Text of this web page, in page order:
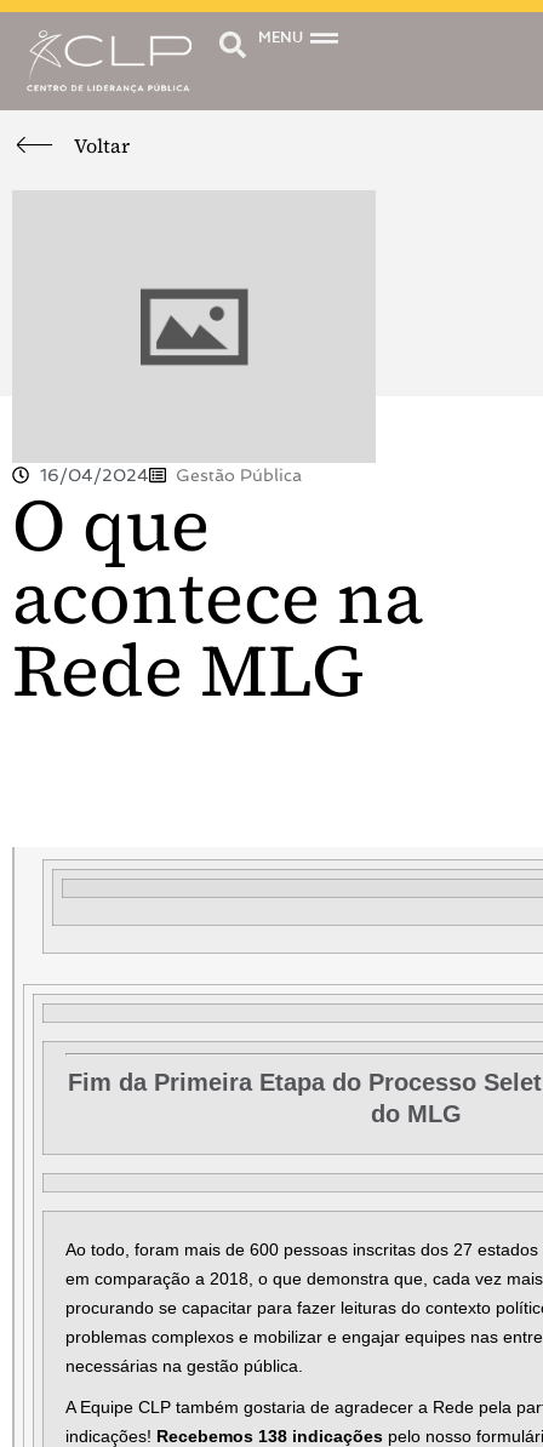
MENU
Voltar
16/04/2024 Gestão Pública
O que
acontece na
Rede MLG
Fim da Primeira Etapa do Processo
do MLG
Ao todo, foram mais de 600 pessoas inscritas dos 27
em comparação a 2018, o que demonstra que, cada vez
procurando se capacitar para fazer leituras do contexto
problemas complexos e mobilizar e engajar equipes nas
necessárias na gestão pública.
A Equipe CLP também gostaria de agradecer a Rede pela
indicações! Recebemos 138 indicações pelo nosso